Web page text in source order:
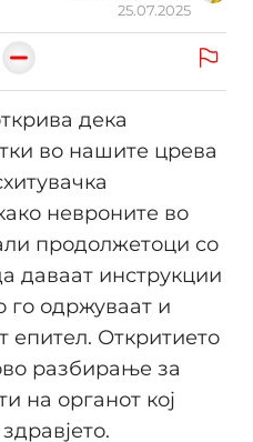
25.07.2025
дека
во нашите црева
невроните во
продолжетоци со
даваат инструкции
го одржуваат и
епител. Откритието
разбирање за
на органот кој